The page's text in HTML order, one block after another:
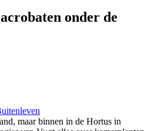
onder de
maar binnen in de Hortus in